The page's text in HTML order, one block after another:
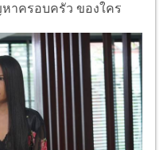
าครอบครัว ของใคร